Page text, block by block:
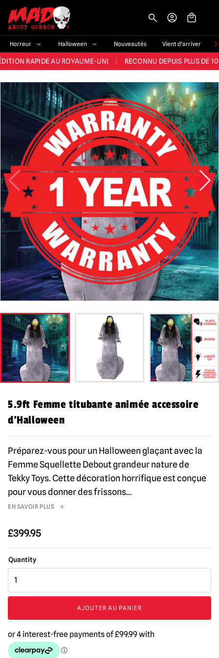
Horreur Halloween Nouveautés Vient d'arriver
ET LA MEILLEURE GAMME DU ROYAUME-UNI PLUS DE 60 000
RAPIDE AU ROYAUME-UNI RECONNU DEPUIS PLUS DE
GAMME D'HALLOWEEN AU ROYAUME-UNI | PLUS DE 300
ET LA MEILLEURE GAMME DU ROYAUME-UNI | PLUS DE 60 000
5.9ft Femme titubante animée accessoire
d'Halloween
Préparez-vous pour un Halloween glaçant avec la
Femme Squellette Debout grandeur nature de
Tekky Toys. Cette décoration horrifique est conçue
pour vous donner des frissons...
EN SAVOIR PLUS
£399.95
quantité
5.9ft
Halloween
Prop
AJOUTER AU PANIER